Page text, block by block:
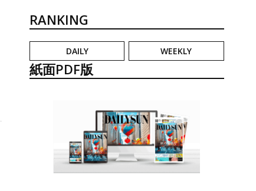
RANKING
DAILY WEEKLY
紙面PDF版